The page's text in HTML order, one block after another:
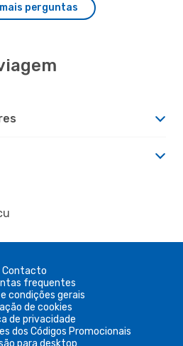
perguntas
Contacto
frequentes
condições gerais
de cookies
de privacidade
dos Códigos Promocionais
para desktop